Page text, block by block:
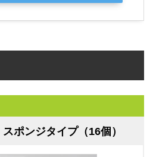
ポンジタイプ（16個）